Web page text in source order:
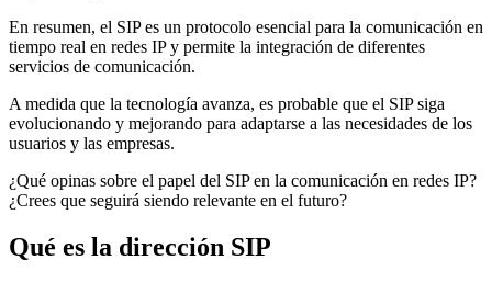
En resumen, el SIP es un protocolo esencial para la comunicación en
tiempo real en redes IP y permite la integración de diferentes
servicios de comunicación.
A medida que la tecnología avanza, es probable que el SIP siga
evolucionando y mejorando para adaptarse a las necesidades de los
usuarios y las empresas.
¿Qué opinas sobre el papel del SIP en la comunicación en redes IP?
¿Crees que seguirá siendo relevante en el futuro?
Qué es la dirección SIP